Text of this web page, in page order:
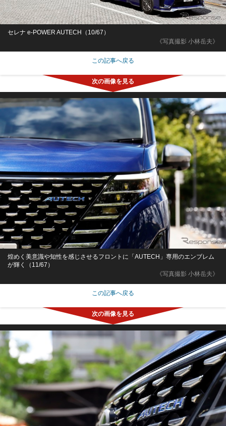
《写真撮影 小林岳夫》
セレナ e-POWER AUTECH（10/67）
この記事へ戻る
《写真撮影 小林岳夫》
煌めく美意識や知性を感じさせるフロントに「AUTECH」専用のエンブレム
が輝く（11/67）
この記事へ戻る